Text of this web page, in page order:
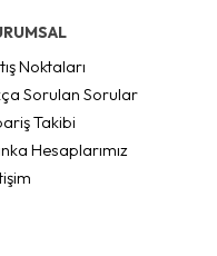
Noktaları
Sorulan Sorular
Takibi
Hesaplarımız